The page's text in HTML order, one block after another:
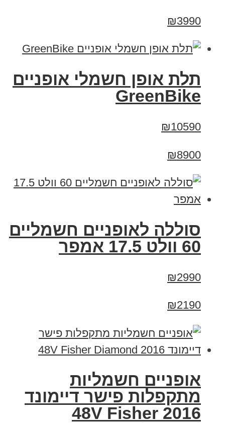
₪3990
תלת אופן חשמלי אופניים
GreenBike
₪10590
₪8900
סוללה לאופניים חשמליים
60 וולט 17.5 אמפר
₪2990
₪2190
אופניים חשמליות
מתקפלות פישר דיימונד
2016 48V Fisher